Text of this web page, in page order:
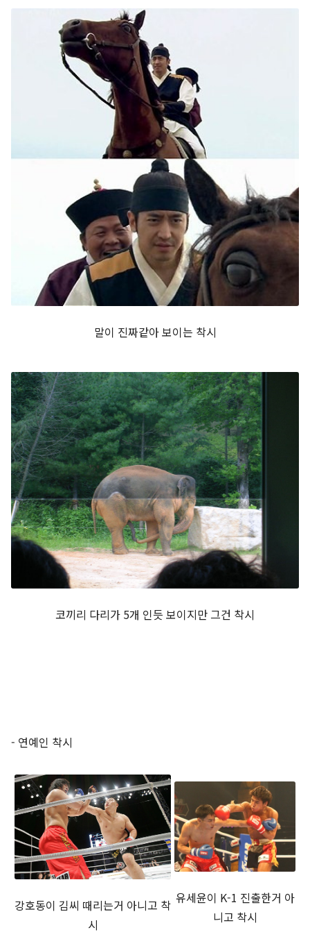
말이 진짜같아 보이는 착시
코끼리 다리가 5개 인듯 보이지만 그건 착시
- 연예인 착시
강호동이 김씨 때리는거 아니고 착
시
유세윤이 K-1 진출한거 아
니고 착시